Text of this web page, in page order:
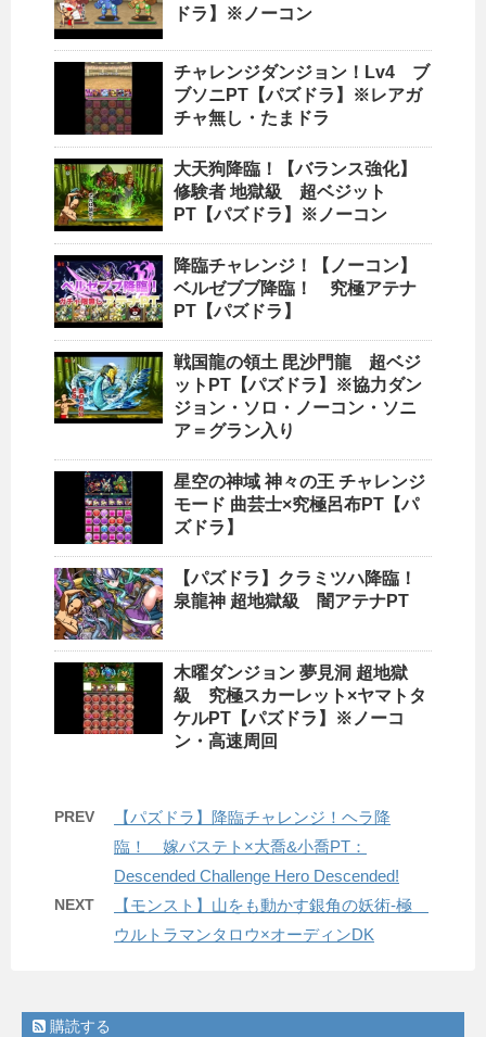
ドラ】※ノーコン
チャレンジダンジョン！Lv4 ブ
ブソニPT【パズドラ】※レアガ
チャ無し・たまドラ
大天狗降臨！【バランス強化】
修験者 地獄級 超ベジット
PT【パズドラ】※ノーコン
降臨チャレンジ！【ノーコン】
ベルゼブブ降臨！ 究極アテナ
PT【パズドラ】
戦国龍の領土 毘沙門龍 超ベジ
ットPT【パズドラ】※協力ダン
ジョン・ソロ・ノーコン・ソニ
ア＝グラン入り
星空の神域 神々の王 チャレンジ
モード 曲芸士×究極呂布PT【パ
ズドラ】
【パズドラ】クラミツハ降臨！
泉龍神 超地獄級 闇アテナPT
木曜ダンジョン 夢見洞 超地獄
級 究極スカーレット×ヤマトタ
ケルPT【パズドラ】※ノーコ
ン・高速周回
PREV
【パズドラ】降臨チャレンジ！ヘラ降
臨！ 嫁バステト×大喬&小喬PT：
Descended Challenge Hero Descended!
NEXT
【モンスト】山をも動かす銀角の妖術-極
ウルトラマンタロウ×オーディンDK
購読する